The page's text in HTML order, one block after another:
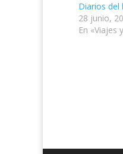
Diarios del
28 junio,
En «Viajes